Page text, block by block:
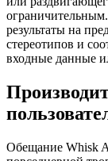
результаты на
стереотипов и
входные данные
Обещание Whisk